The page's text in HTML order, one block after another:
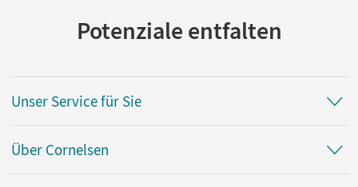
Potenziale entfalten
Unser Service für Sie
Über Cornelsen